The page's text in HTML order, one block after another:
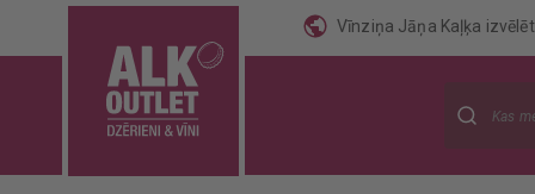
Vīnziņa Jāņa Kaļķa